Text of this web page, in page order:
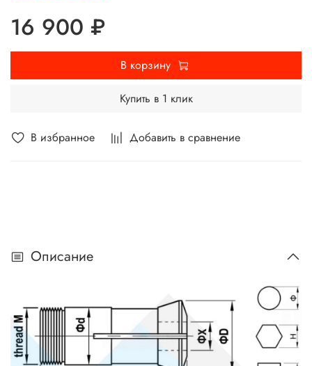
В избранное Добавить в сравнение
длинномерных деталей малого диаметра.
16 900 ₽
В корзину
Купить в 1 клик
Описание